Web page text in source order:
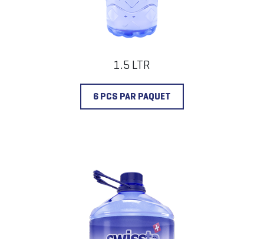
1.5 LTR
6 PCS PAR PAQUET